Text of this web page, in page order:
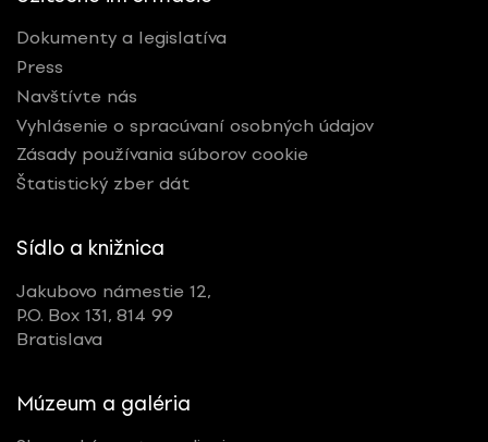
Dokumenty a legislatíva
Press
Navštívte nás
Vyhlásenie o spracúvaní osobných údajov
Zásady používania súborov cookie
Štatistický zber dát
Sídlo a knižnica
Jakubovo námestie 12,
P.O. Box 131, 814 99
Bratislava
Múzeum a galéria